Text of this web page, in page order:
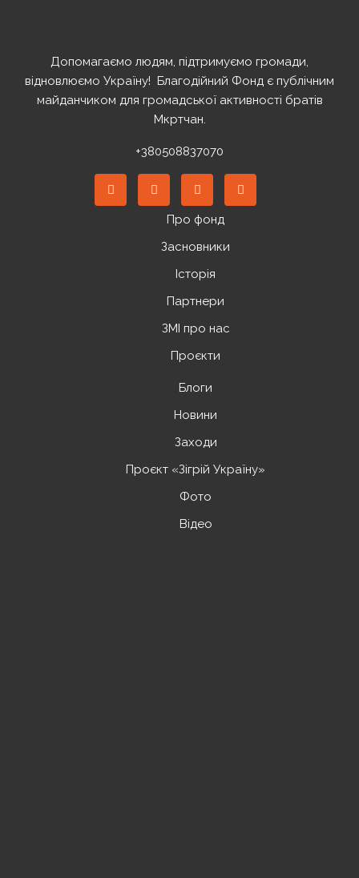
Допомагаємо людям, підтримуємо громади,
відновлюємо Україну! ️ Благодійний Фонд є публічним
майданчиком для громадської активності братів
Мкртчан.
+380508837070
Про фонд
Засновники
Історія
Партнери
ЗМІ про нас
Проєкти
Блоги
Новини
Заходи
Проєкт «Зігрій Україну»
Фото
Відео